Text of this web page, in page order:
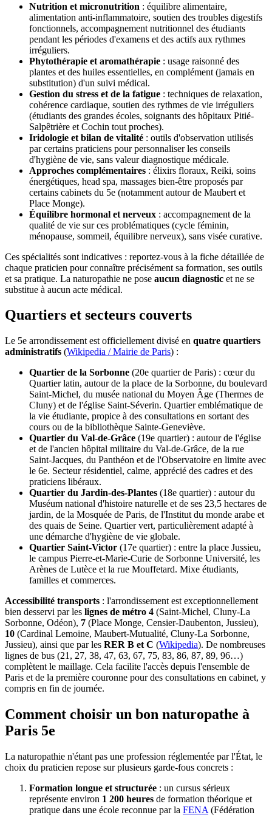
Nutrition et micronutrition : équilibre alimentaire,
alimentation anti-inflammatoire, soutien des troubles digestifs
fonctionnels, accompagnement nutritionnel des étudiants
pendant les périodes d'examens et des actifs aux rythmes
irréguliers.
Phytothérapie et aromathérapie : usage raisonné des
plantes et des huiles essentielles, en complément (jamais en
substitution) d'un suivi médical.
Gestion du stress et de la fatigue : techniques de relaxation,
cohérence cardiaque, soutien des rythmes de vie irréguliers
(étudiants des grandes écoles, soignants des hôpitaux Pitié-
Salpêtrière et Cochin tout proches).
Iridologie et bilan de vitalité : outils d'observation utilisés
par certains praticiens pour personnaliser les conseils
d'hygiène de vie, sans valeur diagnostique médicale.
Approches complémentaires : élixirs floraux, Reiki, soins
énergétiques, head spa, massages bien-être proposés par
certains cabinets du 5e (notamment autour de Maubert et
Place Monge).
Équilibre hormonal et nerveux : accompagnement de la
qualité de vie sur ces problématiques (cycle féminin,
ménopause, sommeil, équilibre nerveux), sans visée curative.
Ces spécialités sont indicatives : reportez-vous à la fiche détaillée de
chaque praticien pour connaître précisément sa formation, ses outils
et sa pratique. La naturopathie ne pose aucun diagnostic et ne se
substitue à aucun acte médical.
Quartiers et secteurs couverts
Le 5e arrondissement est officiellement divisé en quatre quartiers
administratifs (Wikipedia / Mairie de Paris) :
Quartier de la Sorbonne (20e quartier de Paris) : cœur du
Quartier latin, autour de la place de la Sorbonne, du boulevard
Saint-Michel, du musée national du Moyen Âge (Thermes de
Cluny) et de l'église Saint-Séverin. Quartier emblématique de
la vie étudiante, propice à des consultations en sortant des
cours ou de la bibliothèque Sainte-Geneviève.
Quartier du Val-de-Grâce (19e quartier) : autour de l'église
et de l'ancien hôpital militaire du Val-de-Grâce, de la rue
Saint-Jacques, du Panthéon et de l'Observatoire en limite avec
le 6e. Secteur résidentiel, calme, apprécié des cadres et des
praticiens libéraux.
Quartier du Jardin-des-Plantes (18e quartier) : autour du
Muséum national d'histoire naturelle et de ses 23,5 hectares de
jardin, de la Mosquée de Paris, de l'Institut du monde arabe et
des quais de Seine. Quartier vert, particulièrement adapté à
une démarche d'hygiène de vie globale.
Quartier Saint-Victor (17e quartier) : entre la place Jussieu,
le campus Pierre-et-Marie-Curie de Sorbonne Université, les
Arènes de Lutèce et la rue Mouffetard. Mixe étudiants,
familles et commerces.
Accessibilité transports : l'arrondissement est exceptionnellement
bien desservi par les lignes de métro 4 (Saint-Michel, Cluny-La
Sorbonne, Odéon), 7 (Place Monge, Censier-Daubenton, Jussieu),
10 (Cardinal Lemoine, Maubert-Mutualité, Cluny-La Sorbonne,
Jussieu), ainsi que par les RER B et C (Wikipedia). De nombreuses
lignes de bus (21, 27, 38, 47, 63, 67, 75, 83, 86, 87, 89, 96…)
complètent le maillage. Cela facilite l'accès depuis l'ensemble de
Paris et de la première couronne pour des consultations en cabinet, y
compris en fin de journée.
Comment choisir un bon naturopathe à
Paris 5e
La naturopathie n'étant pas une profession réglementée par l'État, le
choix du praticien repose sur plusieurs garde-fous concrets :
Formation longue et structurée : un cursus sérieux
représente environ 1 200 heures de formation théorique et
pratique dans une école reconnue par la FENA (Fédération